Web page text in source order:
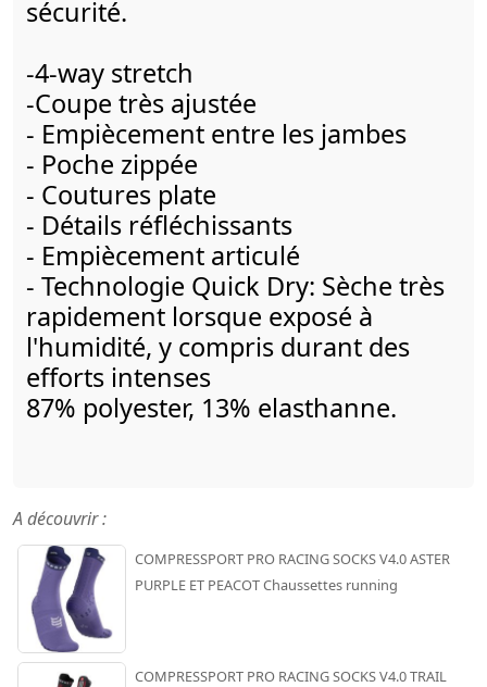
sécurité.
-4-way stretch
-Coupe très ajustée
- Empiècement entre les jambes
- Poche zippée
- Coutures plate
- Détails réfléchissants
- Empiècement articulé
- Technologie Quick Dry: Sèche très
rapidement lorsque exposé à
l'humidité, y compris durant des
efforts intenses
87% polyester, 13% elasthanne.
A découvrir :
COMPRESSPORT PRO RACING SOCKS V4.0 ASTER
PURPLE ET PEACOT Chaussettes running
COMPRESSPORT PRO RACING SOCKS V4.0 TRAIL